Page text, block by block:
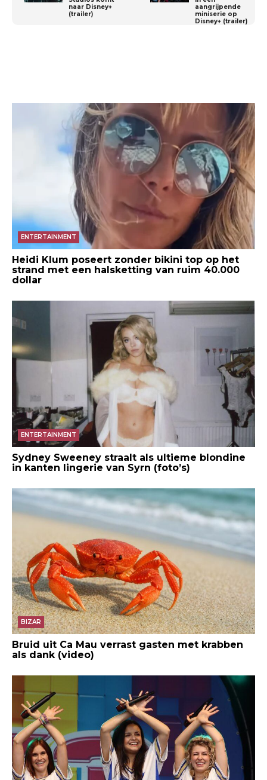
naar Disney+
(trailer)
aangrijpende
miniserie op
Disney+ (trailer)
ENTERTAINMENT
Heidi Klum poseert zonder bikini top op het
strand met een halsketting van ruim 40.000
dollar
ENTERTAINMENT
Sydney Sweeney straalt als ultieme blondine
in kanten lingerie van Syrn (foto’s)
BIZAR
Bruid uit Ca Mau verrast gasten met krabben
als dank (video)